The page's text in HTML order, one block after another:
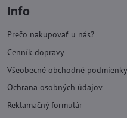
Info
Prečo nakupovať u nás?
Cenník dopravy
Všeobecné obchodné podmienky
Ochrana osobných údajov
Reklamačný formulár